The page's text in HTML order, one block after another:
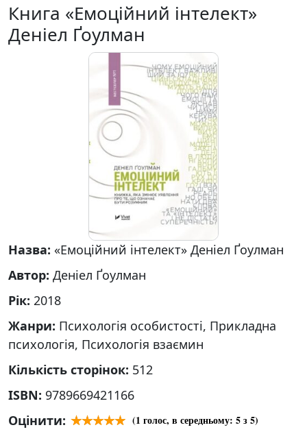
Книга «Емоційний інтелект»
Денiел Ґоулман
Назва: «Емоційний інтелект» Денiел Ґоулман
Автор: Денiел Ґоулман
Рік: 2018
Жанри: Психологія особистості, Прикладна
психологія, Психологія взаємин
Кількість сторінок: 512
ISBN: 9789669421166
Оцінити:
(1 голос, в середньому: 5з 5)